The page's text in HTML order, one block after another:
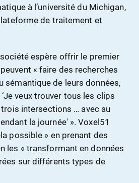
à l’université du Michigan,
de traitement et
société espère offrir le premier
« faire des recherches
sémantique de leurs données,
veux trouver tous les clips
intersections … avec au
la journée' ». Voxel51
possible » en prenant des
les « transformant en données
sur différents types de